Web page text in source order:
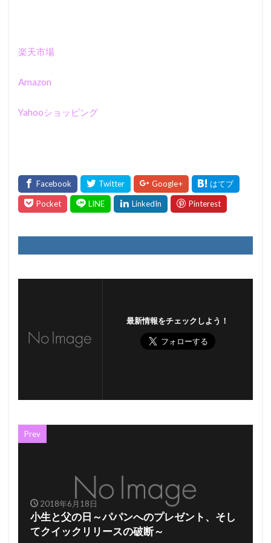
楽天市場
Amazon
Yahooショッピング
最新情報をチェックしよう！
Prev
2018年6月18日
小生と父の日～パパンへのプレゼント、そし
てクイックリリースの破断～